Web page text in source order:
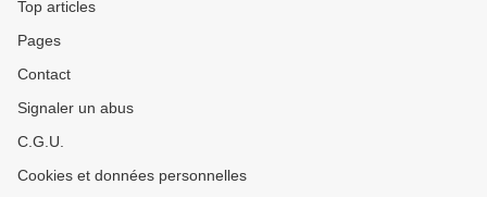
Top articles
Pages
Contact
Signaler un abus
C.G.U.
Cookies et données personnelles